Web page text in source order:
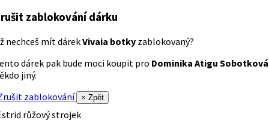
zablokování dárku
nechceš mít dárekVivaia botky zablokovaný?
dárek pak bude moci koupit pro Dominika Atigu Sobotková
jiný.
zablokování
× Zpět